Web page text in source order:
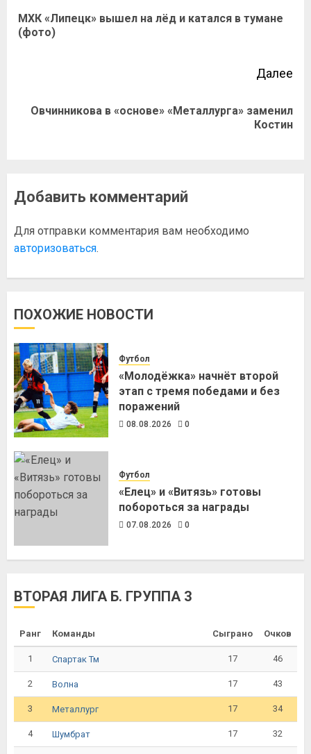
МХК «Липецк» вышел на лёд и катался в тумане
(фото)
Далее
Овчинникова в «основе» «Металлурга» заменил
Костин
Добавить комментарий
Для отправки комментария вам необходимо
авторизоваться.
ПОХОЖИЕ НОВОСТИ
Футбол
«Молодёжка» начнёт второй
этап с тремя победами и без
поражений
08.08.2026 0
Футбол
«Елец» и «Витязь» готовы
побороться за награды
07.08.2026 0
ВТОРАЯ ЛИГА Б. ГРУППА 3
Ранг Команды Сыграно Очков
1 Спартак Тм 17 46
2 Волна 17 43
3 Металлург 17 34
4 Шумбрат 17 32